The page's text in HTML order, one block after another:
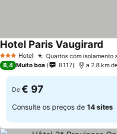
3 EstrelasHotel Quartos com isolamento
Hotel Paris Vaugirard
8,4 Muito boa 8.117 a 2.8 km
De € 97
Consulte os preços de 14 sites